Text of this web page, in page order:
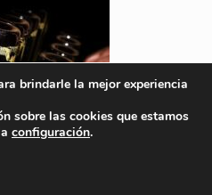
brindarle la mejor experiencia
sobre las cookies que estamos
configuración.